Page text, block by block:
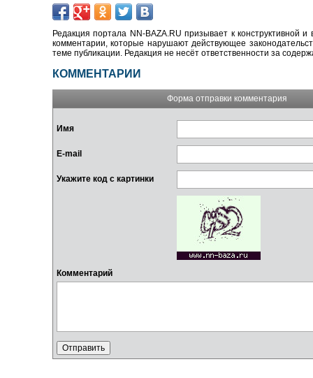
Редакция портала NN-BAZA.RU призывает к конструктивной
комментарии, которые нарушают действующее
теме публикации. Редакция не несёт ответственности за
КОММЕНТАРИИ
Форма отправки комментария
Имя
E-mail
Укажите код с картинки
Комментарий